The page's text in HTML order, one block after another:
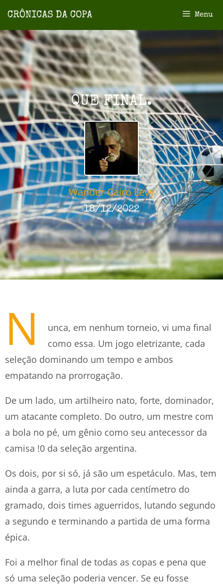
Menu
QUE FINAL.
Wander Cairo Levy
18/12/2022
N
unca, em nenhum torneio, vi uma final
como essa. Um jogo eletrizante, cada
seleção dominando um tempo e ambos
empatando na prorrogação.
De um lado, um artilheiro nato, forte, dominador,
um atacante completo. Do outro, um mestre com
a bola no pé, um gênio como seu antecessor da
camisa !0 da seleção argentina.
Os dois, por si só, já são um espetáculo. Mas, tem
ainda a garra, a luta por cada centímetro do
gramado, dois times aguerridos, lutando segundo
a segundo e terminando a partida de uma forma
épica.
Foi a melhor final de todas as copas e pena que
só uma seleção poderia vencer. Se eu fosse